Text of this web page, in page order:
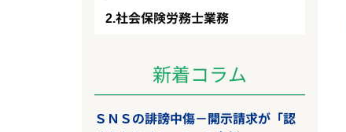
社会保険労務士業務
新着コラム
ＳＮＳの誹謗中傷－開示請求が「認